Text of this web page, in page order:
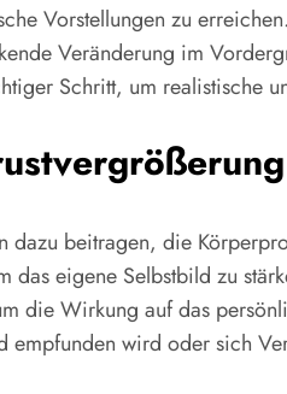
Vorstellungen zu
Veränderung im
Schritt, um realistische
dazu beitragen, die
das eigene Selbstbild zu
die Wirkung auf das
empfunden wird oder sich